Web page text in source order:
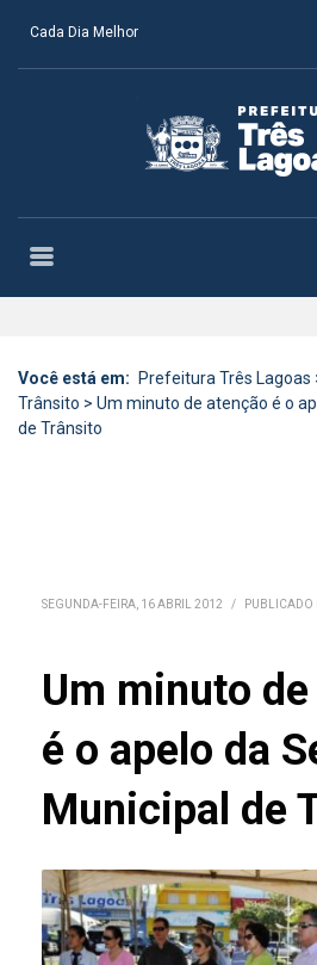
Cada Dia Melhor
Você está em: Prefeitura Três Lagoas
Trânsito > Um minuto de atenção é o
de Trânsito
SEGUNDA-FEIRA, 16 ABRIL 2012 / PUBLICADO
Um minuto de
é o apelo da
Municipal de